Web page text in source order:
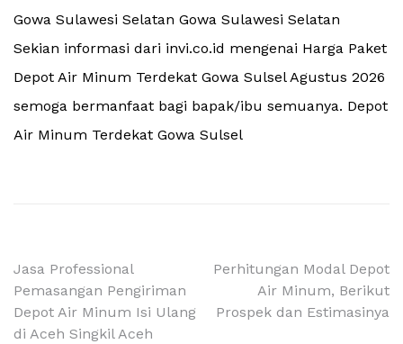
Gowa Sulawesi Selatan Gowa Sulawesi Selatan
Sekian informasi dari invi.co.id mengenai Harga Paket
Depot Air Minum Terdekat Gowa Sulsel Agustus 2026
semoga bermanfaat bagi bapak/ibu semuanya. Depot
Air Minum Terdekat Gowa Sulsel
Navigasi
pos
Jasa Professional
Pemasangan Pengiriman
Depot Air Minum Isi Ulang
di Aceh Singkil Aceh
Perhitungan Modal Depot
Air Minum, Berikut
Prospek dan Estimasinya